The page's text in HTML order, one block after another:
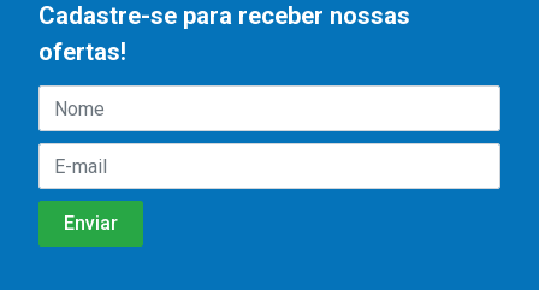
Cadastre-se para receber nossas
ofertas!